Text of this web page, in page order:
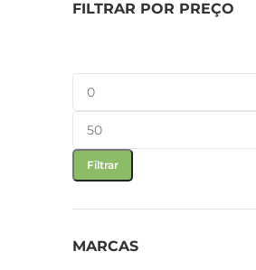
FILTRAR POR PREÇO
Filtrar
MARCAS